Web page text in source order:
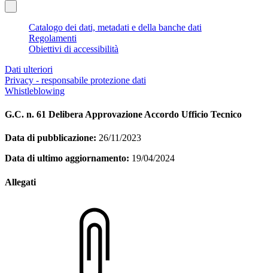
Catalogo dei dati, metadati e della banche dati
Regolamenti
Obiettivi di accessibilità
Dati ulteriori
Privacy - responsabile protezione dati
Whistleblowing
G.C. n. 61 Delibera Approvazione Accordo Ufficio Tecnico
Data di pubblicazione: 26/11/2023
Data di ultimo aggiornamento: 19/04/2024
Allegati